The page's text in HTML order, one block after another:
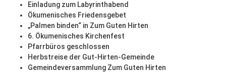
Einladung zum Labyrinthabend
Ökumenisches Friedensgebet
„Palmen binden“ in Zum Guten Hirten
6. Ökumenisches Kirchenfest
Pfarrbüros geschlossen
Herbstreise der Gut-Hirten-Gemeinde
Gemeindeversammlung Zum Guten Hirten